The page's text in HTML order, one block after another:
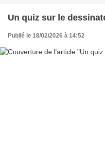
Un quiz sur le
Publié le 18/02/2026 à 14:52